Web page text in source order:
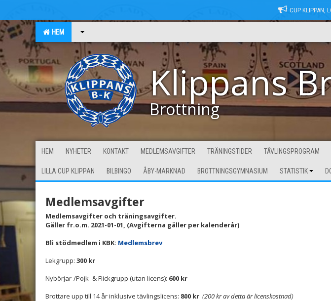
CUP KLIPPAN,
HEM
Klippans
Brottning
HEM NYHETER KONTAKT MEDLEMSAVGIFTER TRÄNINGSTIDER TÄVLINGSPROGRAM
LILLA CUP KLIPPAN BILBINGO ÅBY-MARKNAD BROTTNINGSGYMNASIUM STATISTIK
Medlemsavgifter
Medlemsavgifter och träningsavgifter.
Gäller fr.o.m. 2021-01-01, (Avgifterna gäller per kalenderår)
Bli stödmedlem i KBK: Medlemsbrev
Lekgrupp: 300 kr
Nybörjar-/Pojk- & Flickgrupp (utan licens): 600 kr
Brottare upp till 14 år inklusive tävlingslicens: 800 kr (200 kr av detta är licenskostnad)